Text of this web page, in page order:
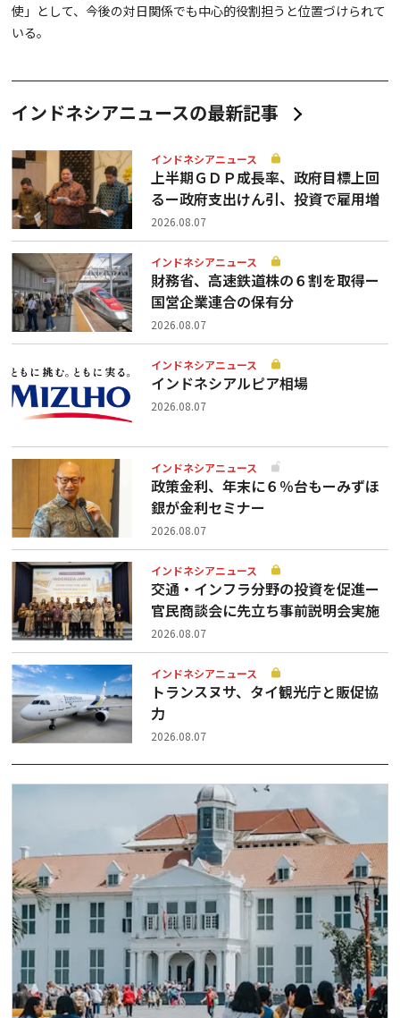
使」として、今後の対日関係でも中心的役割担うと位置づけられて
いる。
インドネシアニュースの最新記事
インドネシアニュース
上半期ＧＤＰ成長率、政府目標上回
るー政府支出けん引、投資で雇用増
2026.08.07
インドネシアニュース
財務省、高速鉄道株の６割を取得ー
国営企業連合の保有分
2026.08.07
インドネシアニュース
インドネシアルピア相場
2026.08.07
インドネシアニュース
政策金利、年末に６％台もーみずほ
銀が金利セミナー
2026.08.07
インドネシアニュース
交通・インフラ分野の投資を促進ー
官民商談会に先立ち事前説明会実施
2026.08.07
インドネシアニュース
トランスヌサ、タイ観光庁と販促協
力
2026.08.07